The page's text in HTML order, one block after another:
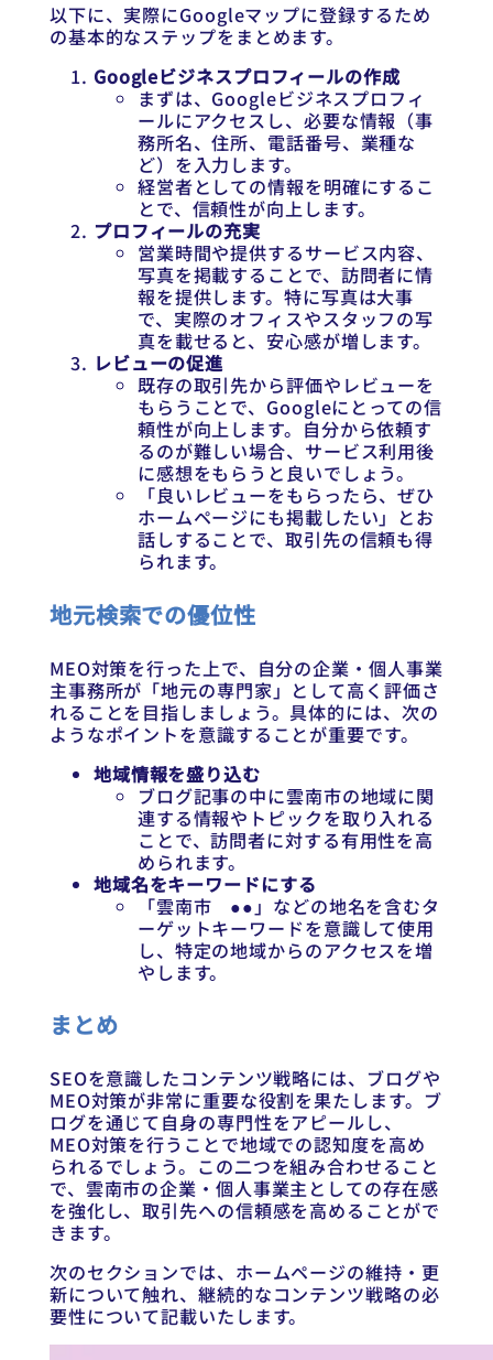
以下に、実際にGoogleマップに登録するため
の基本的なステップをまとめます。
Googleビジネスプロフィールの作成
まずは、Googleビジネスプロフィ
ールにアクセスし、必要な情報（事
務所名、住所、電話番号、業種な
ど）を入力します。
経営者としての情報を明確にするこ
とで、信頼性が向上します。
プロフィールの充実
営業時間や提供するサービス内容、
写真を掲載することで、訪問者に情
報を提供します。特に写真は大事
で、実際のオフィスやスタッフの写
真を載せると、安心感が増します。
レビューの促進
既存の取引先から評価やレビューを
もらうことで、Googleにとっての信
頼性が向上します。自分から依頼す
るのが難しい場合、サービス利用後
に感想をもらうと良いでしょう。
「良いレビューをもらったら、ぜひ
ホームページにも掲載したい」とお
話しすることで、取引先の信頼も得
られます。
地元検索での優位性
MEO対策を行った上で、自分の企業・個人事業
主事務所が「地元の専門家」として高く評価さ
れることを目指しましょう。具体的には、次の
ようなポイントを意識することが重要です。
地域情報を盛り込む
ブログ記事の中に雲南市の地域に関
連する情報やトピックを取り入れる
ことで、訪問者に対する有用性を高
められます。
地域名をキーワードにする
「雲南市 ●●」などの地名を含むタ
ーゲットキーワードを意識して使用
し、特定の地域からのアクセスを増
やします。
まとめ
SEOを意識したコンテンツ戦略には、ブログや
MEO対策が非常に重要な役割を果たします。ブ
ログを通じて自身の専門性をアピールし、
MEO対策を行うことで地域での認知度を高め
られるでしょう。この二つを組み合わせること
で、雲南市の企業・個人事業主としての存在感
を強化し、取引先への信頼感を高めることがで
きます。
次のセクションでは、ホームページの維持・更
新について触れ、継続的なコンテンツ戦略の必
要性について記載いたします。